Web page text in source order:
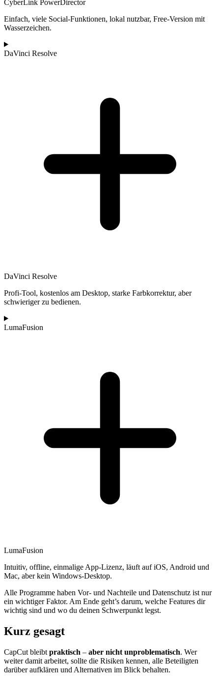
CyberLink PowerDirector
Einfach, viele Social-Funktionen, lokal nutzbar, Free-Version mit
Wasserzeichen.
DaVinci Resolve
DaVinci Resolve
Profi-Tool, kostenlos am Desktop, starke Farbkorrektur, aber
schwieriger zu bedienen.
LumaFusion
LumaFusion
Intuitiv, offline, einmalige App-Lizenz, läuft auf iOS, Android und
Mac, aber kein Windows-Desktop.
Alle Programme haben Vor- und Nachteile und Datenschutz ist nur
ein wichtiger Faktor. Am Ende geht’s darum, welche Features dir
wichtig sind und wo du deinen Schwerpunkt legst.
Kurz gesagt
CapCut bleibt praktisch – aber nicht unproblematisch. Wer
weiter damit arbeitet, sollte die Risiken kennen, alle Beteiligten
darüber aufklären und Alternativen im Blick behalten.